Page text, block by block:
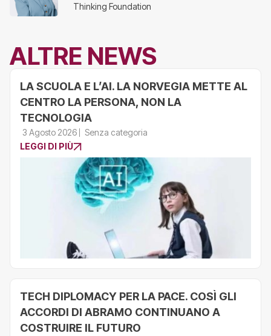
Thinking Foundation
ALTRE NEWS
LA SCUOLA E L’AI. LA NORVEGIA METTE AL
CENTRO LA PERSONA, NON LA
TECNOLOGIA
3 Agosto 2026
Senza categoria
LEGGI DI PIÙ
TECH DIPLOMACY PER LA PACE. COSÌ GLI
ACCORDI DI ABRAMO CONTINUANO A
COSTRUIRE IL FUTURO